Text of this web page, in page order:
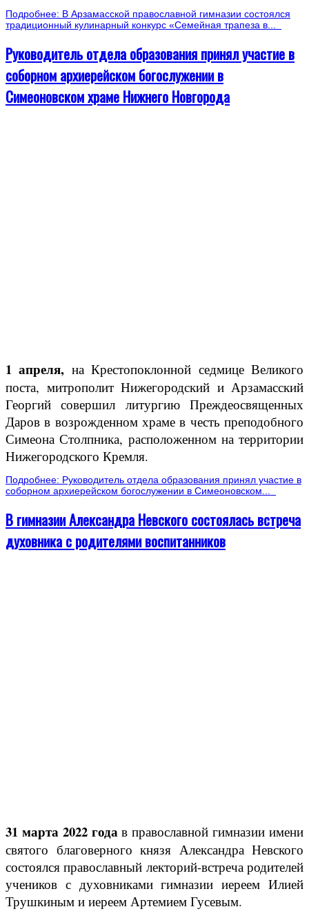
Подробнее: В Арзамасской православной гимназии состоялся
традиционный кулинарный конкурс «Семейная трапеза в...
Руководитель отдела образования принял участие в
соборном архиерейском богослужении в
Симеоновском храме Нижнего Новгорода
1 апреля, на Крестопоклонной седмице Великого
поста, митрополит Нижегородский и Арзамасский
Георгий совершил литургию Преждеосвященных
Даров в возрожденном храме в честь преподобного
Симеона Столпника, расположенном на территории
Нижегородского Кремля.
Подробнее: Руководитель отдела образования принял участие в
соборном архиерейском богослужении в Симеоновском...
В гимназии Александра Невского состоялась встреча
духовника с родителями воспитанников
31 марта 2022 года в православной гимназии имени
святого благоверного князя Александра Невского
состоялся православный лекторий-встреча родителей
учеников с духовниками гимназии иереем Илией
Трушкиным и иереем Артемием Гусевым.